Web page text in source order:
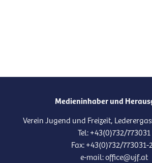
Medieninhaber und
Verein Jugend und Freizeit,
Tel: +43(0)732/773031
Fax: +43(0)732/773031-
e-mail: office@vjf.at